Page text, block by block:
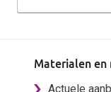
Materialen en
Actuele